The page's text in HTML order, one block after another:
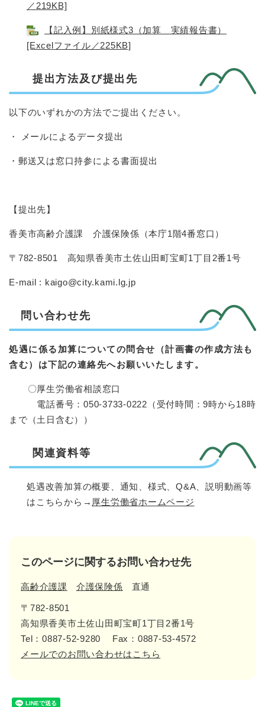
／219KB]
【記入例】別紙様式3（加算 実績報告書）
[Excelファイル／225KB]
提出方法及び提出先
以下のいずれかの方法でご提出ください。
・ メールによるデータ提出
・郵送又は窓口持参による書面提出
【提出先】
香美市高齢介護課 介護保険係（本庁1階4番窓口）
〒782-8501 高知県香美市土佐山田町宝町1丁目2番1号
E-mail : kaigo@city.kami.lg.jp
問い合わせ先
処遇に係る加算についての問合せ（計画書の作成方法も
含む）は下記の連絡先へお願いいたします。
〇厚生労働省相談窓口
電話番号：050-3733-0222（受付時間：9時から18時
まで（土日含む））
関連資料等
処遇改善加算の概要、通知、様式、Q&A、説明動画等
はこちらから→ 厚生労働省ホームページ
このページに関するお問い合わせ先
高齢介護課 介護保険係 直通
〒782-8501
高知県香美市土佐山田町宝町1丁目2番1号
Tel：0887-52-9280
Fax：0887-53-4572
メールでのお問い合わせはこちら